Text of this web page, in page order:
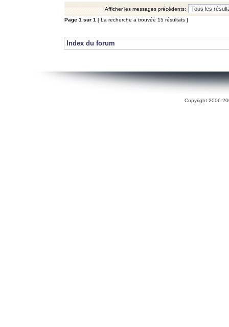
Afficher les messages précédents:
Page 1 sur 1 [ La recherche a trouvée 15 résultats ]
Index du forum
Copyright 2006-